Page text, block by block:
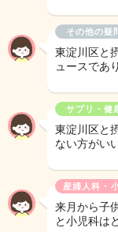
その他の疑
東淀川区と
ュースであ
サプリ・健
東淀川区と
ない方がい
産婦人科・
来月から子
と小児科は